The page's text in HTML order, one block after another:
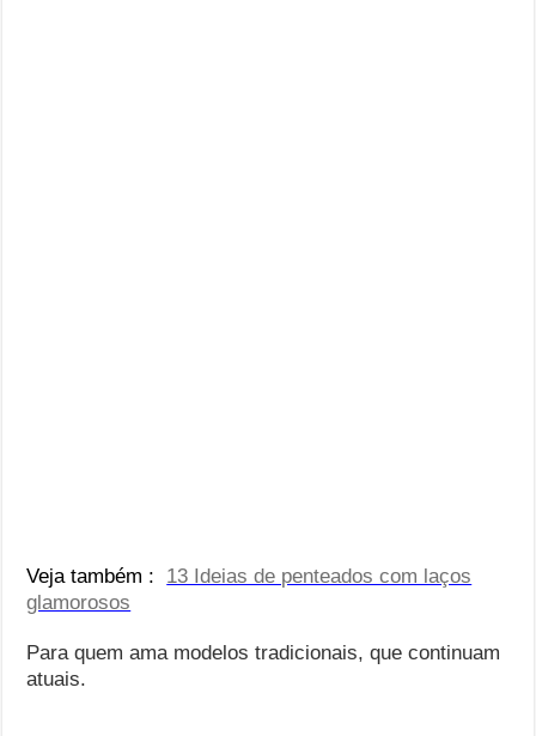
Veja também : 13 Ideias de penteados com laços
glamorosos
Para quem ama modelos tradicionais, que continuam
atuais.